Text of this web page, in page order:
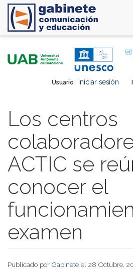
Usuario Iniciar sesión
Los centros
ACTIC se
conocer el
examen
Publicado por Gabinete el 28 Octubre,